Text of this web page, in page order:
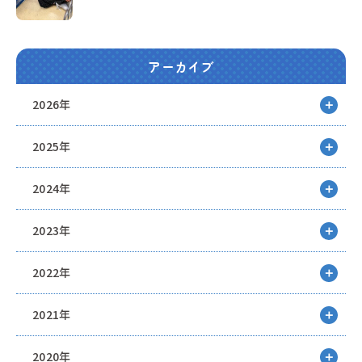
アーカイブ
2026年
2025年
2024年
2023年
2022年
2021年
2020年